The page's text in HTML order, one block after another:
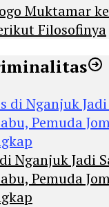
Muktamar
Filosofinya
Nganjuk Jadi
Pemuda